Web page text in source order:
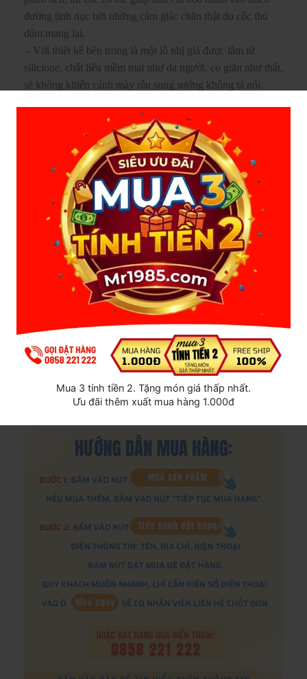
đường tình dục bởi những cảm giác chân thật do cốc thủ
dâm mang lại.
- Với thiết kế bên trong là một lỗ nhị giả được làm từ
silicione, chất liệu mềm mại như da người, co giãn như thật,
sẽ không khiến cánh mày râu sung sướng không tả nổi.
HƯỚNG DẪN SỬ DỤNG CỐC
- Sử dụng thêmgel bôi trơnthoa đều lên mặt của cốc (âm
đạo giả hay đôi môi giả tùy theo hình dáng của cốc) tạo độ
ẩm tự nhiên và cho 1 ít gel lên đầu dương vật, cuối cùng là
đưa dương vật vào sâu trong lòng cốc, cứ thế đưa ra vào
tùy theo cảm giác của cá nhân.
- Nếu bạn muốn trải nghiệm cảm giác sung sướng hơn bạn
có thể xem những bộ phim 18+ tươi mát kích thích sự thèm
khát, hưng phấn hơn.
CÁCH VỆ SINH VÀ BẢO QUẢN CỐC ĐÚNG
CÁCH
Sau khi sử dụng, tháo khối silicon ra khỏi lớp vỏ bọc ngụy
trang. Vệ sinh sạch sẽ bằng nước sạch, chờ ráo nước và tiếp
tục ngụy trang lại như ban đầu. Bảo quản nơi khô ráo
thoáng mát hoặc nhiệt độ dưới 30 độ.
Mua 3 tính tiền 2. Tặng món giá thấp nhất.
Ưu đãi thêm xuất mua hàng 1.000đ